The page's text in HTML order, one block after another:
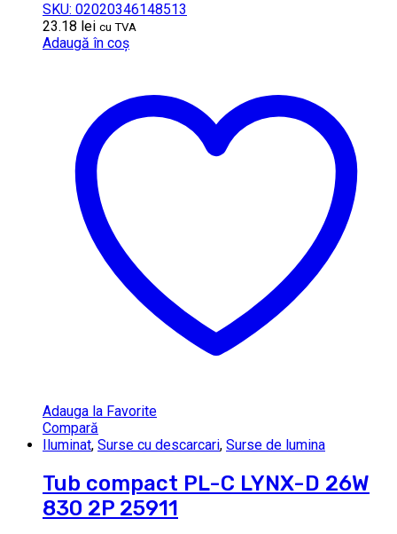
SKU: 02020346148513
23.18 lei cu TVA
Adaugă în coș
Adauga la Favorite
Compară
Iluminat, Surse cu descarcari, Surse de lumina
Tub compact PL-C LYNX-D 26W
830 2P 25911